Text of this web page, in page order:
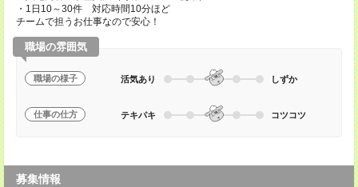
・1日10～30件 対応時間10分ほど
チームで担うお仕事なので安心！
職場の雰囲気
職場の様子 活気あり しずか
仕事の仕方 テキパキ コツコツ
募集情報